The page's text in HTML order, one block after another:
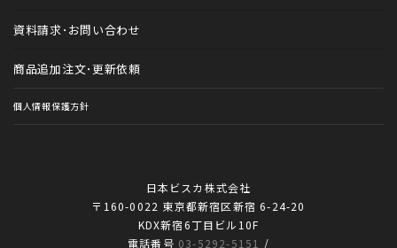
資料請求・お問い合わせ
商品追加注文・更新依頼
個人情報保護方針
日本ビスカ株式会社
〒160-0022 東京都新宿区新宿 6-24-20
KDX新宿6丁目ビル10F
電話番号 03-5292-5151 /